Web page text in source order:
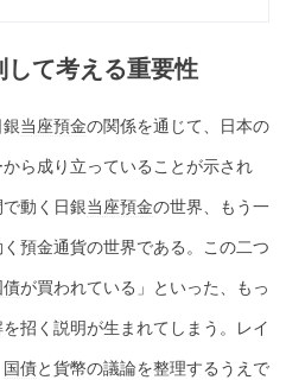
て考える重要性
当座預金の関係を通じて、日本の
ら成り立っていることが示され
動く日銀当座預金の世界、もう一
預金通貨の世界である。この二つ
債が買われている」といった、もっ
招く説明が生まれてしまう。レイ
国債と貨幣の議論を整理するうえで